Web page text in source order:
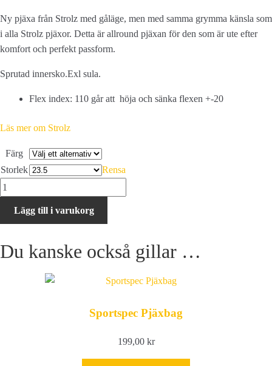
Ny pjäxa från Strolz med gåläge, men med samma grymma känsla som
i alla Strolz pjäxor. Detta är allround pjäxan för den som är ute efter
komfort och perfekt passform.
Sprutad innersko.Exl sula.
Flex index: 110 går att höja och sänka flexen +-20
Läs mer om Strolz
Färg
Storlek
Rensa
Strolz
Evolution
PINKLägg till i varukorg
Du kanske också gillar …
Sportspec Pjäxbag
199,00 kr